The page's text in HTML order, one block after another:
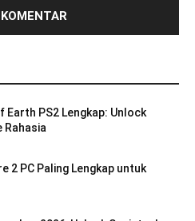
PS2 Lengkap: Unlock
Rahasia
2 PC Paling Lengkap untuk